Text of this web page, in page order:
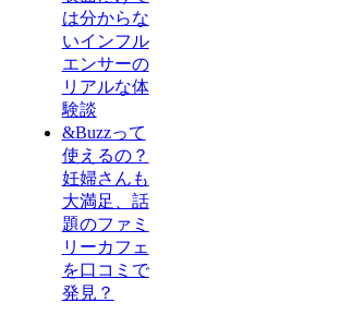
は分からな
いインフル
エンサーの
リアルな体
験談
&Buzzって
使えるの？
妊婦さんも
大満足、話
題のファミ
リーカフェ
を口コミで
発見？